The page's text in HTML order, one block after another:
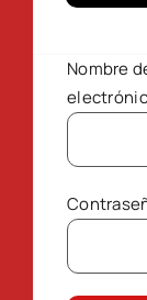
Nombre